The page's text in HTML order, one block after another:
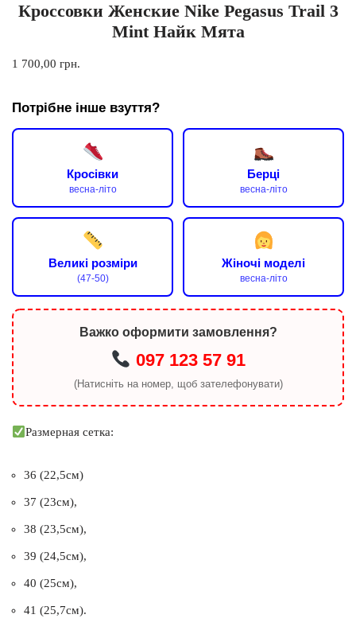
Кроссовки Женские Nike Pegasus Trail 3
Mint Найк Мята
1 700,00 грн.
Потрібне інше взуття?
Кросівки
весна-літо
Берці
весна-літо
Великі розміри
(47-50)
Жіночі моделі
весна-літо
Важко оформити замовлення?
097 123 57 91
(Натисніть на номер, щоб зателефонувати)
Размерная сетка:
36 (22,5см)
37 (23см),
38 (23,5см),
39 (24,5см),
40 (25см),
41 (25,7см).